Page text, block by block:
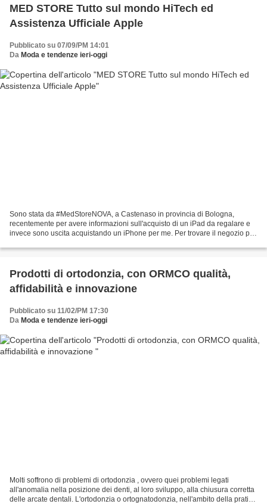
MED STORE Tutto sul mondo HiTech ed
Assistenza Ufficiale Apple
Pubblicato su 07/09/PM 14:01
Da Moda e tendenze ieri-oggi
Sono stata da #MedStoreNOVA, a Castenaso in provincia di Bologna,
recentemente per avere informazioni sull'acquisto di un iPad da regalare e
invece sono uscita acquistando un iPhone per me. Per trovare il negozio più
Prodotti di ortodonzia, con ORMCO qualità,
affidabilità e innovazione
Pubblicato su 11/02/PM 17:30
Da Moda e tendenze ieri-oggi
Molti soffrono di problemi di ortodonzia , ovvero quei problemi legati
all'anomalia nella posizione dei denti, al loro sviluppo, alla chiusura corretta
delle arcate dentali. L'ortodonzia o ortognatodonzia, nell'ambito della pratica